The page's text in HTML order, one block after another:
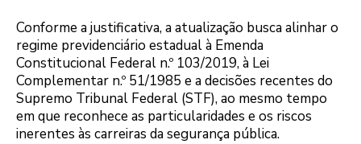
Conforme a justificativa, a atualização busca alinhar o
regime previdenciário estadual à Emenda
Constitucional Federal n.º 103/2019, à Lei
Complementar n.º 51/1985 e a decisões recentes do
Supremo Tribunal Federal (STF), ao mesmo tempo
em que reconhece as particularidades e os riscos
inerentes às carreiras da segurança pública.